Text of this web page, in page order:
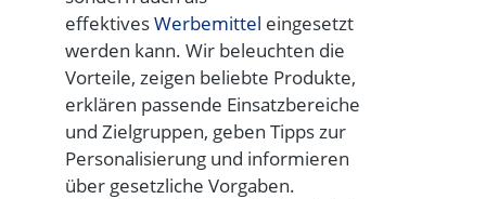
effektivesWerbemittel eingesetzt
werden kann. Wir beleuchten die
Vorteile, zeigen beliebte Produkte,
erklären passende Einsatzbereiche
und Zielgruppen, geben Tipps zur
Personalisierung und informieren
über gesetzliche Vorgaben.